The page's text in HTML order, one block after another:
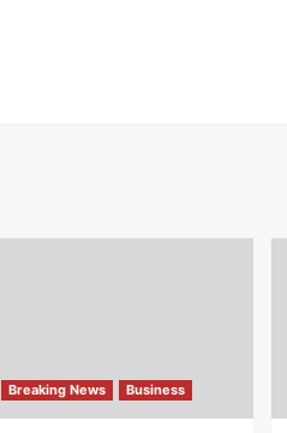
Breaking News Business